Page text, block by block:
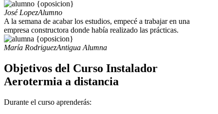
José LopezAlumno
A la semana de acabar los estudios, empecé a trabajar en una
empresa constructora donde había realizado las prácticas.
María RodriguezAntigua Alumna
Objetivos del Curso Instalador
Aerotermia a distancia
Durante el curso aprenderás: